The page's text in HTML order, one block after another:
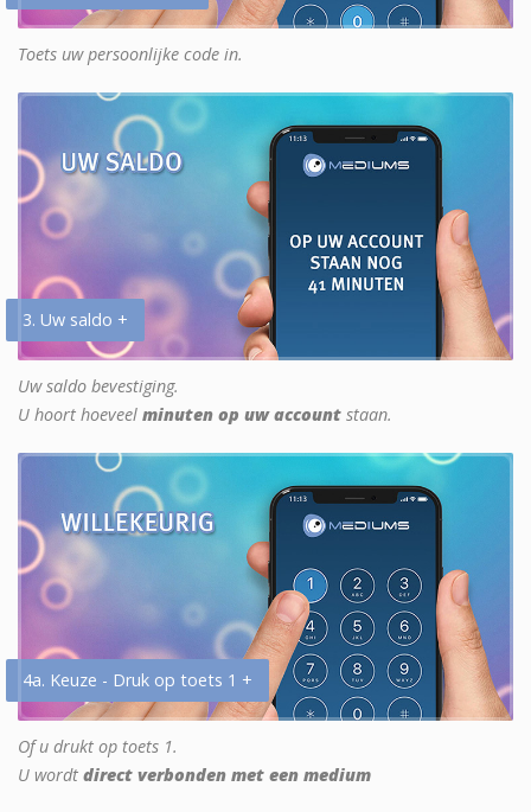
Toets uw persoonlijke code in.
3. Uw saldo +
Uw saldo bevestiging.
U hoort hoeveel minuten op uw account staan.
4a. Keuze - Druk op toets 1 +
Of u drukt op toets 1.
U wordt direct verbonden met een medium